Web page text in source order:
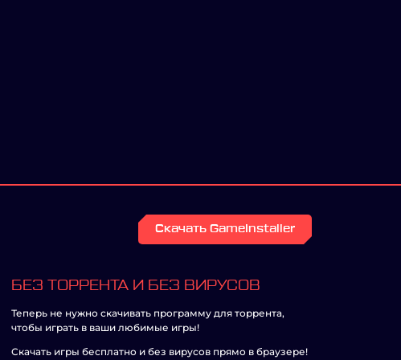
Скачать GameInstaller
БЕЗ ТОРРЕНТА И БЕЗ ВИРУСОВ
Теперь не нужно скачивать программу для торрента,
чтобы играть в ваши любимые игры!
Скачать игры бесплатно и без вирусов прямо в браузере!